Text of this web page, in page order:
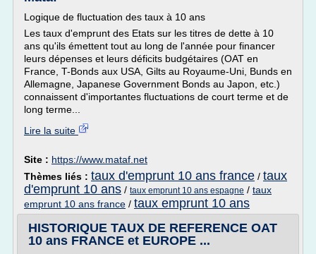
Logique de fluctuation des taux à 10 ans
Les taux d'emprunt des Etats sur les titres de dette à 10
ans qu'ils émettent tout au long de l'année pour financer
leurs dépenses et leurs déficits budgétaires (OAT en
France, T-Bonds aux USA, Gilts au Royaume-Uni, Bunds en
Allemagne, Japanese Government Bonds au Japon, etc.)
connaissent d'importantes fluctuations de court terme et de
long terme...
Lire la suite
Site : https://www.mataf.net
Thèmes liés : taux d'emprunt 10 ans france / taux
d'emprunt 10 ans / taux emprunt 10 ans espagne / taux
emprunt 10 ans france / taux emprunt 10 ans
HISTORIQUE TAUX DE REFERENCE OAT
10 ans FRANCE et EUROPE ...